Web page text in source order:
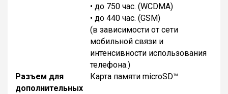
• до 750 час. (WCDMA)
• до 440 час. (GSM)
(в зависимости от сети
мобильной связи и
интенсивности использования
телефона.)
Разъем для
дополнительных
Карта памяти microSD™